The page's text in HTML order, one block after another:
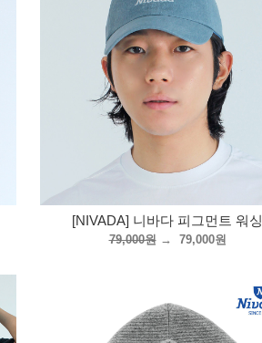
[NIVADA] 니바다 피그먼트 워싱
79,000원→ 79,000원